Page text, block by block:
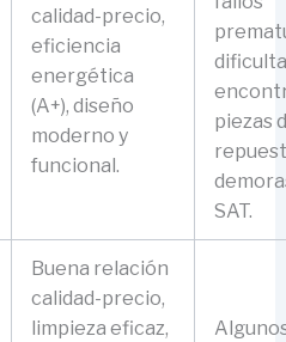
calidad-precio,
eficiencia
energética
(A+), diseño
moderno y
funcional.
piezas
SAT.
Buena relación
calidad-precio,
limpieza eficaz,